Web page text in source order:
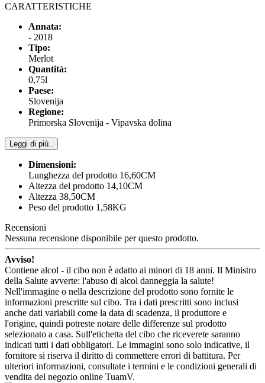
CARATTERISTICHE
Annata:
- 2018
Tipo:
Merlot
Quantità:
0,75l
Paese:
Slovenija
Regione:
Primorska Slovenija - Vipavska dolina
Leggi di più..
Dimensioni:
Lunghezza del prodotto 16,60CM
Altezza del prodotto 14,10CM
Altezza 38,50CM
Peso del prodotto 1,58KG
Recensioni
Nessuna recensione disponibile per questo prodotto.
Avviso!
Contiene alcol - il cibo non è adatto ai minori di 18 anni. Il Ministro
della Salute avverte: l'abuso di alcol danneggia la salute!
Nell'immagine o nella descrizione del prodotto sono fornite le
informazioni prescritte sul cibo. Tra i dati prescritti sono inclusi
anche dati variabili come la data di scadenza, il produttore e
l'origine, quindi potreste notare delle differenze sul prodotto
selezionato a casa. Sull'etichetta del cibo che riceverete saranno
indicati tutti i dati obbligatori. Le immagini sono solo indicative, il
fornitore si riserva il diritto di commettere errori di battitura. Per
ulteriori informazioni, consultate i termini e le condizioni generali di
vendita del negozio online TuamV.